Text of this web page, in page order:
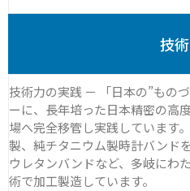
技
技術力の実践 － 「日本の”もの
ーに、長年培った日本精密の高
場へ完全移管し実践しています
製、純チタニウム製時計バンド
ウレタンバンドなど、多岐にわ
術で加工製造しています。